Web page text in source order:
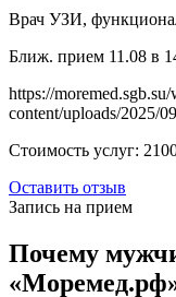
Врач УЗИ,
Ближ. прием 11.08 в
https://
content/uploads/2025/
Стоимость услуг:
Оставить отзыв
Запись на прием
Почему